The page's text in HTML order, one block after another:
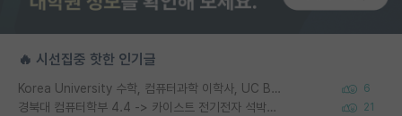
🔥 시선집중 핫한 인기글
Korea University 수학, 컴퓨터과학 이학사, UC Berkeley 산업공학 대학원 공학박사가 되는 것은 쉽지 않겠죠? 6
경북대 컴퓨터학부 4.4 -> 카이스트 전기전자 석박사통합과정 합격 21